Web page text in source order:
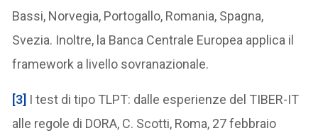
Bassi, Norvegia, Portogallo, Romania, Spagna,
Svezia. Inoltre, la Banca Centrale Europea applica il
framework a livello sovranazionale.
[3] I test di tipo TLPT: dalle esperienze del TIBER-IT
alle regole di DORA, C. Scotti, Roma, 27 febbraio